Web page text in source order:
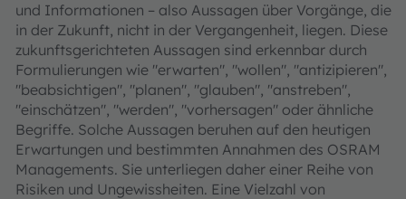
und Informationen – also Aussagen über Vorgänge, die
in der Zukunft, nicht in der Vergangenheit, liegen. Diese
zukunftsgerichteten Aussagen sind erkennbar durch
Formulierungen wie "erwarten", "wollen", "antizipieren",
"beabsichtigen", "planen", "glauben", "anstreben",
"einschätzen", "werden", "vorhersagen" oder ähnliche
Begriffe. Solche Aussagen beruhen auf den heutigen
Erwartungen und bestimmten Annahmen des OSRAM
Managements. Sie unterliegen daher einer Reihe von
Risiken und Ungewissheiten. Eine Vielzahl von